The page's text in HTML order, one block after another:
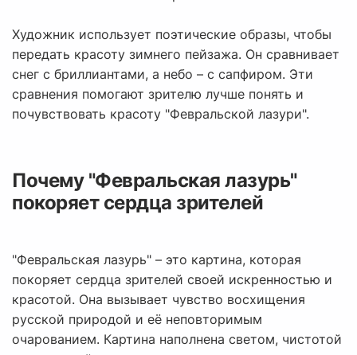
Художник использует поэтические образы, чтобы
передать красоту зимнего пейзажа. Он сравнивает
снег с бриллиантами, а небо – с сапфиром. Эти
сравнения помогают зрителю лучше понять и
почувствовать красоту "Февральской лазури".
Почему "Февральская лазурь"
покоряет сердца зрителей
"Февральская лазурь" – это картина, которая
покоряет сердца зрителей своей искренностью и
красотой. Она вызывает чувство восхищения
русской природой и её неповторимым
очарованием. Картина наполнена светом, чистотой